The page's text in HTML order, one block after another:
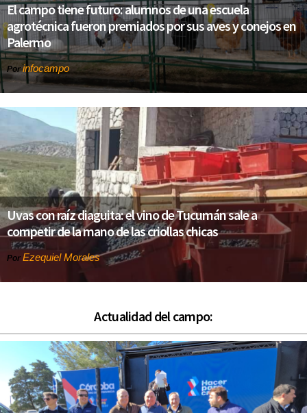
El campo tiene futuro: alumnos de una escuela
agrotécnica fueron premiados por sus aves y conejos en
Palermo
Porinfocampo
Uvas con raíz diaguita: el vino de Tucumán sale a
competir de la mano de las criollas chicas
Por Ezequiel Morales
Actualidad del campo: